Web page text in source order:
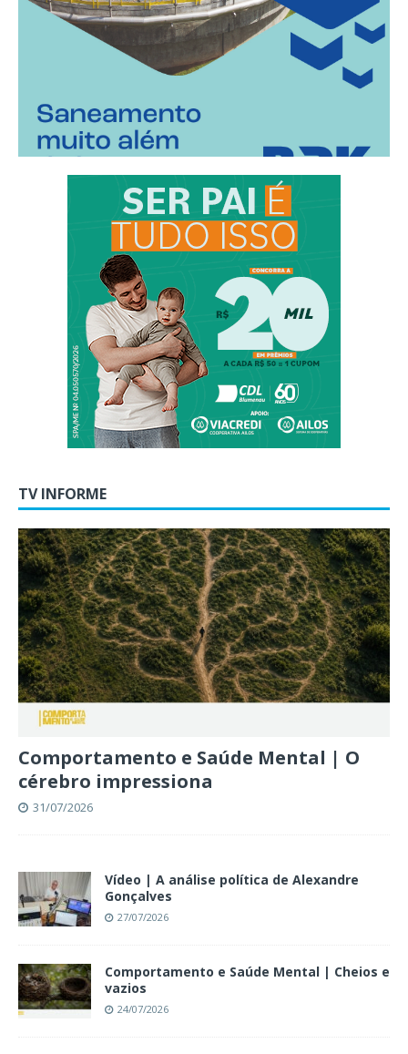
TV INFORME
Comportamento e Saúde Mental | O
cérebro impressiona
31/07/2026
Vídeo | A análise política de Alexandre
Gonçalves
27/07/2026
Comportamento e Saúde Mental | Cheios e
vazios
24/07/2026